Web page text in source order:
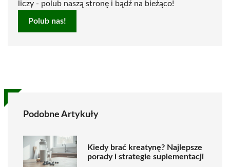
liczy - polub naszą stronę i bądź na bieżąco!
Polub nas!
Podobne Artykuły
Kiedy brać kreatynę? Najlepsze
porady i strategie suplementacji